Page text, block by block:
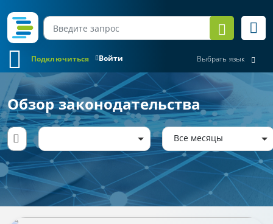
Войти
Подключиться Выбрать язык
Обзор законодательства
Все месяцы